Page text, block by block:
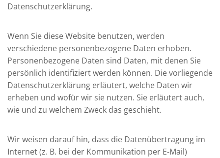
Datenschutzerklärung.
Wenn Sie diese Website benutzen, werden
verschiedene personenbezogene Daten erhoben.
Personenbezogene Daten sind Daten, mit denen Sie
persönlich identifiziert werden können. Die vorliegende
Datenschutzerklärung erläutert, welche Daten wir
erheben und wofür wir sie nutzen. Sie erläutert auch,
wie und zu welchem Zweck das geschieht.
Wir weisen darauf hin, dass die Datenübertragung im
Internet (z. B. bei der Kommunikation per E-Mail)